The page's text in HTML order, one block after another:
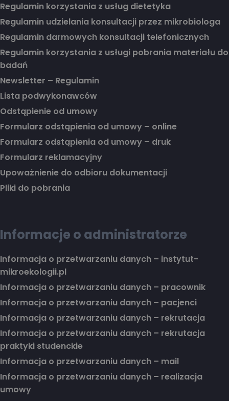
Regulamin korzystania z usług dietetyka
Regulamin udzielania konsultacji przez mikrobiologa
Regulamin darmowych konsultacji telefonicznych
Regulamin korzystania z usługi pobrania materiału do
badań
Newsletter – Regulamin
Lista podwykonawców
Odstąpienie od umowy
Formularz odstąpienia od umowy – online
Formularz odstąpienia od umowy – druk
Formularz reklamacyjny
Upoważnienie do odbioru dokumentacji
Pliki do pobrania
Informacje o administratorze
Informacja o przetwarzaniu danych – instytut-
mikroekologii.pl
Informacja o przetwarzaniu danych – pracownik
Informacja o przetwarzaniu danych – pacjenci
Informacja o przetwarzaniu danych – rekrutacja
Informacja o przetwarzaniu danych – rekrutacja
praktyki studenckie
Informacja o przetwarzaniu danych – mail
Informacja o przetwarzaniu danych – realizacja
umowy